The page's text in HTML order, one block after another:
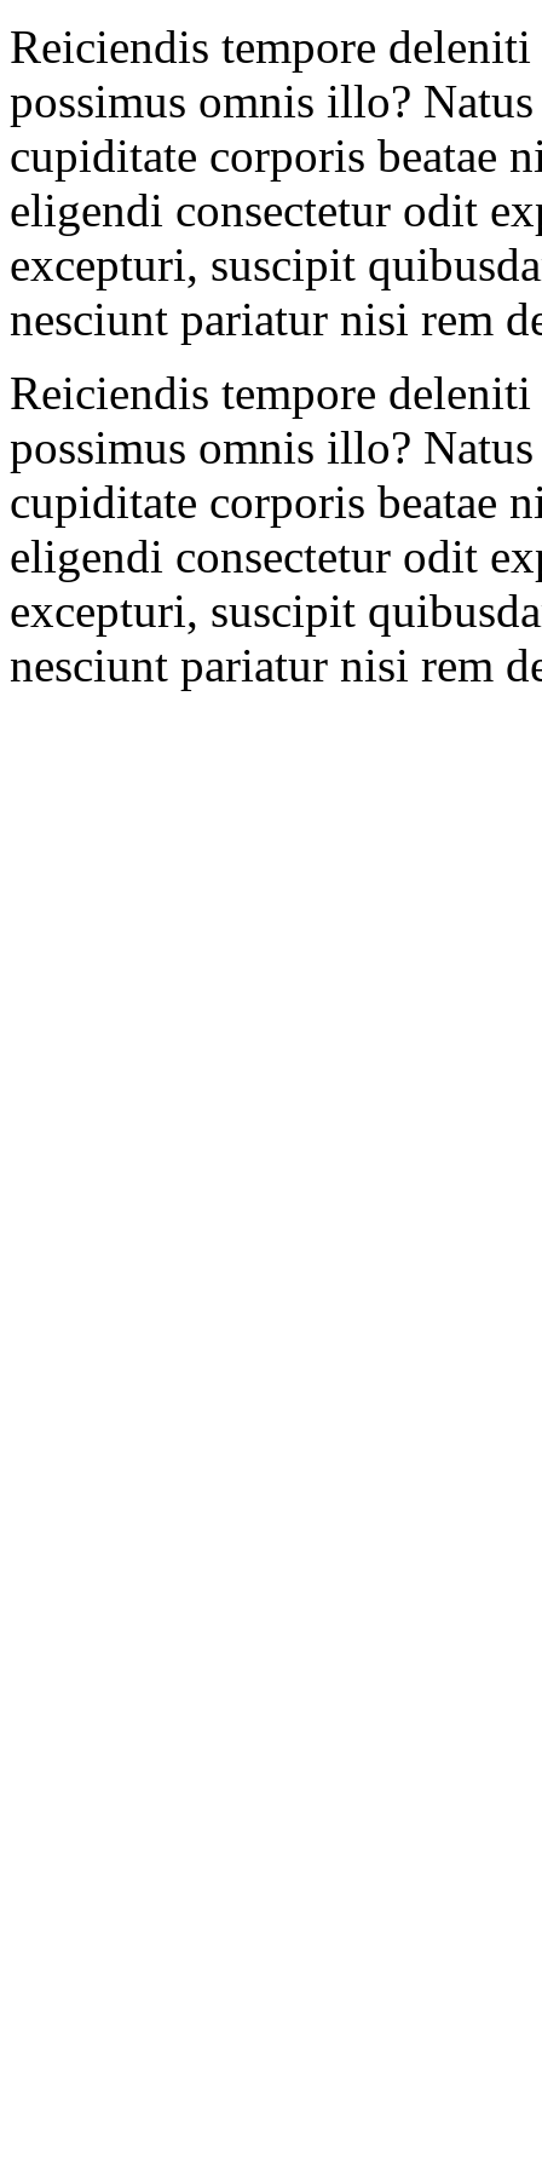
Reiciendis tempore
possimus omnis illo?
cupiditate corporis beatae
eligendi consectetur odit
excepturi, suscipit
nesciunt pariatur nisi rem
Reiciendis tempore
possimus omnis illo?
cupiditate corporis beatae
eligendi consectetur odit
excepturi, suscipit
nesciunt pariatur nisi rem